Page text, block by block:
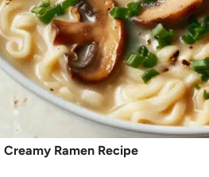
Creamy Ramen Recipe